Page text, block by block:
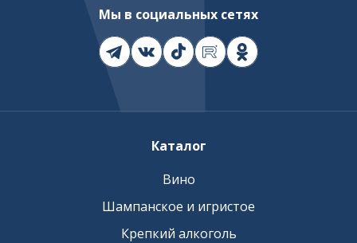
Мы в социальных сетях
Каталог
Вино
Шампанское и игристое
Крепкий алкоголь